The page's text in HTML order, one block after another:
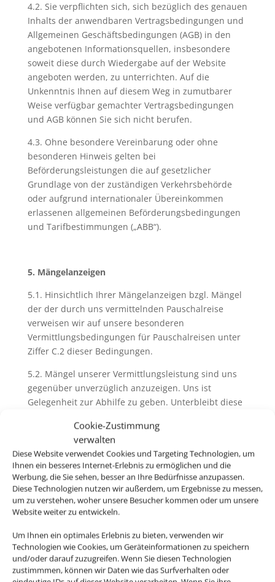
Cookie-Zustimmung
verwalten
Diese Website verwendet Cookies und Targeting Technologien, um
Ihnen ein besseres Internet-Erlebnis zu ermöglichen und die
Werbung, die Sie sehen, besser an Ihre Bedürfnisse anzupassen.
Diese Technologien nutzen wir außerdem, um Ergebnisse zu messen,
um zu verstehen, woher unsere Besucher kommen oder um unsere
Website weiter zu entwickeln.
Um Ihnen ein optimales Erlebnis zu bieten, verwenden wir
Technologien wie Cookies, um Geräteinformationen zu speichern
und/oder darauf zuzugreifen. Wenn Sie diesen Technologien
zustimmmen, können wir Daten wie das Surfverhalten oder
4.2. Sie verpflichten sich, sich bezüglich des genauen
Inhalts der anwendbaren Vertragsbedingungen und
Allgemeinen Geschäftsbedingungen (AGB) in den
angebotenen Informationsquellen, insbesondere
soweit diese durch Wiedergabe auf der Website
angeboten werden, zu unterrichten. Auf die
Unkenntnis Ihnen auf diesem Weg in zumutbarer
Weise verfügbar gemachter Vertragsbedingungen
und AGB können Sie sich nicht berufen.
4.3. Ohne besondere Vereinbarung oder ohne
besonderen Hinweis gelten bei
Beförderungsleistungen die auf gesetzlicher
Grundlage von der zuständigen Verkehrsbehörde
oder aufgrund internationaler Übereinkommen
erlassenen allgemeinen Beförderungsbedingungen
und Tarifbestimmungen („ABB“).
5. Mängelanzeigen
5.1. Hinsichtlich Ihrer Mängelanzeigen bzgl. Mängel
der der durch uns vermittelnden Pauschalreise
verweisen wir auf unsere besonderen
Vermittlungsbedingungen für Pauschalreisen unter
Ziffer C.2 dieser Bedingungen.
5.2. Mängel unserer Vermittlungsleistung sind uns
gegenüber unverzüglich anzuzeigen. Uns ist
Gelegenheit zur Abhilfe zu geben. Unterbleibt diese
des Kunden aus dem Vermittlungsvertrag, soweit
eine zumutbare Abhilfe durch uns möglich gewesen
wäre. Unberührt bleiben Ansprüche aus deliktischer
Haftung.
6. Pass-, Visa und gesundheitspolizeiliche
Formalitäten
6.1. Bei der Buchung von Pauschalreisen werden Sie
von uns und ggfs. vom Reiseveranstalter über